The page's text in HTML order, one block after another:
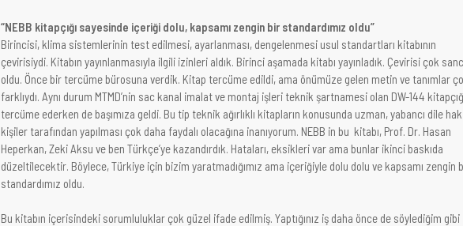
“NEBB kitapçığı sayesinde içeriği dolu, kapsamı zengin bir standardımız oldu”
Birincisi, klima sistemlerinin test edilmesi, ayarlanması, dengelenmesi usul standartları kitabının
çevirisiydi. Kitabın yayınlanmasıyla ilgili izinleri aldık. Birinci aşamada kitabı yayınladık. Çevirisi çok
oldu. Önce bir tercüme bürosuna verdik. Kitap tercüme edildi, ama önümüze gelen metin ve tanımlar
farklıydı. Aynı durum MTMD’nin sac kanal imalat ve montaj işleri teknik şartnamesi olan DW-144
tercüme ederken de başımıza geldi. Bu tip teknik ağırlıklı kitapların konusunda uzman, yabancı dile
kişiler tarafından yapılması çok daha faydalı olacağına inanıyorum. NEBB in bu kitabı, Prof. Dr. Hasan
Heperkan, Zeki Aksu ve ben Türkçe’ye kazandırdık. Hataları, eksikleri var ama bunlar ikinci baskıda
düzeltilecektir. Böylece, Türkiye için bizim yaratmadığımız ama içeriğiyle dolu dolu ve kapsamı zengin
standardımız oldu.
Bu kitabın içerisindeki sorumluluklar çok güzel ifade edilmiş. Yaptığınız iş daha önce de söylediğim gibi